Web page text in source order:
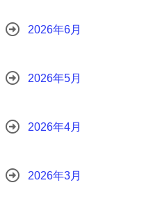
2026年6月
2026年5月
2026年4月
2026年3月